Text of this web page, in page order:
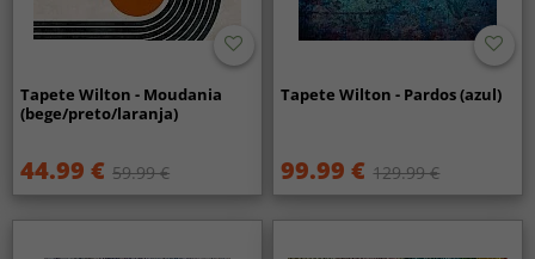
Tapete Wilton - Moudania
(bege/preto/laranja)
44.99 € 59.99 €
Tapete Wilton - Pardos (azul)
99.99 € 129.99 €